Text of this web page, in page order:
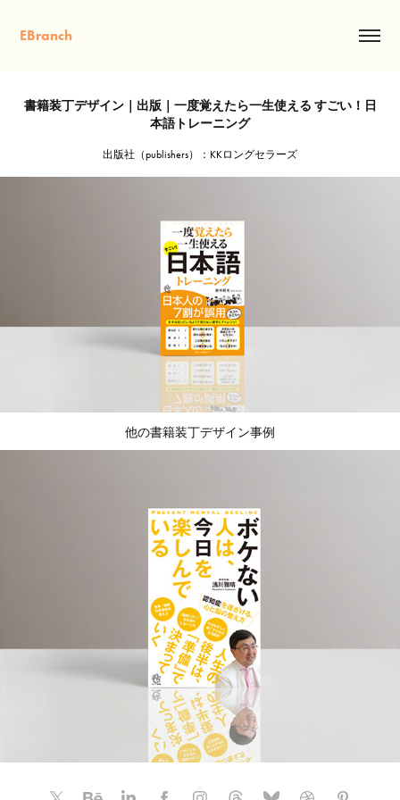
EBranch
書籍装丁デザイン｜出版｜一度覚えたら一生使える すごい！日
本語トレーニング
出版社（publishers）：KKロングセラーズ
他の書籍装丁デザイン事例